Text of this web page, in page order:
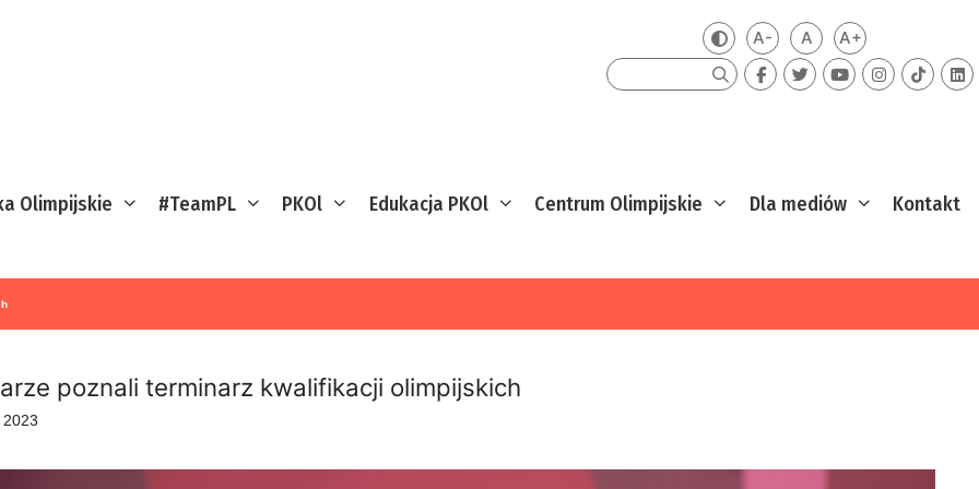
Zmień kontrast
A-Mniejsza czcionka
ADomyślna czcionka
A+Większa
Szukaj
Olimpijskie #TeamPL PKOl Edukacja PKOl Centrum Olimpijskie Dla mediów Kontakt
poznali terminarz kwalifikacji olimpijskich